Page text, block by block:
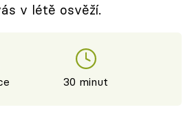
v létě osvěží.
30 minut